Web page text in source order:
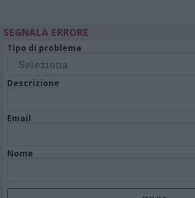
SEGNALA ERRORE
Tipo di problema
Descrizione
Email
Nome